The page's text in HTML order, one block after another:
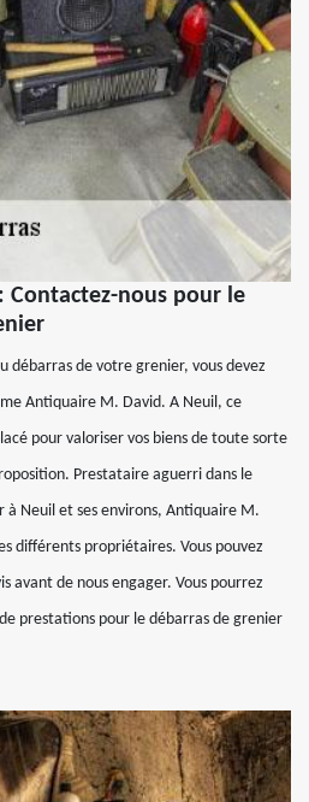
nous pour le
débarras de votre grenier, vous devez
Antiquaire M. David. A Neuil, ce
pour valoriser vos biens de toute sorte
Prestataire aguerri dans le
à Neuil et ses environs, Antiquaire M.
différents propriétaires. Vous pouvez
avant de nous engager. Vous pourrez
prestations pour le débarras de grenier